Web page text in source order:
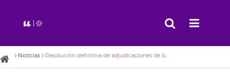
Noticias Resolución definitiva de adjudicaciones de becas de internacionalización idiomática e inmersión lingüística en inglés para alumnado de excelencia de la Universidad de La Laguna para el curso 2017/2018